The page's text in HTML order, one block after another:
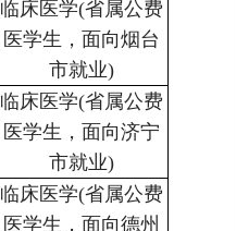
临床医学(省属公费
医学生，面向烟台
市就业)
临床医学(省属公费
医学生，面向济宁
市就业)
临床医学(省属公费
医学生，面向德州